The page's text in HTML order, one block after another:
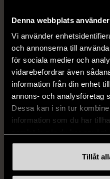
Denna webbplats
Vi använder
och annonserna till
för sociala medier och
vidarebefordrar även
information från din enhet
annons- och analysföretag
Dessa kan i sin tur
information som du har
Tillåt
1/5
69 kr